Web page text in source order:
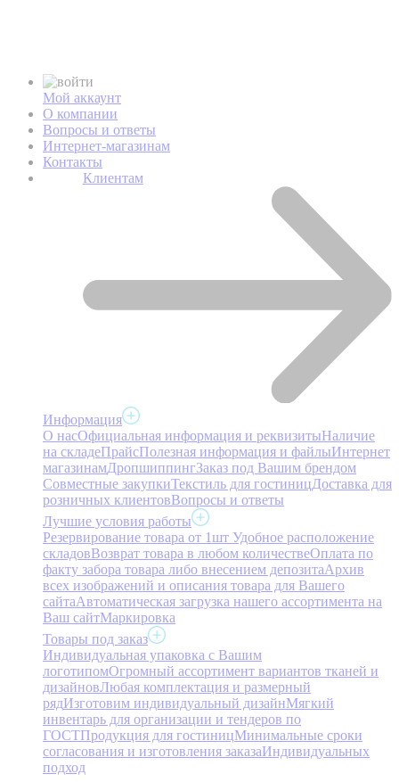
Мой аккаунт
О компании
Вопросы и ответы
Интернет-магазинам
Контакты
Клиентам
Информация
О насОфициальная информация и реквизитыНаличие
на складеПрайсПолезная информация и файлыИнтернет
магазинамДропшиппингЗаказ под Вашим брендом
Совместные закупкиТекстиль для гостиницДоставка для
розничных клиентовВопросы и ответы
Лучшие условия работы
Резервирование товара от 1шт Удобное расположение
складовВозврат товара в любом количествеОплата по
факту забора товара либо внесением депозитаАрхив
всех изображений и описания товара для Вашего
сайтаАвтоматическая загрузка нашего ассортимента на
Ваш сайтМаркировка
Товары под заказ
Индивидуальная упаковка с Вашим
логотипомОгромный ассортимент вариантов тканей и
дизайновЛюбая комплектация и размерный
рядИзготовим индивидуальный дизайнМягкий
инвентарь для организации и тендеров по
ГОСТПродукция для гостиницМинимальные сроки
согласования и изготовления заказаИндивидуальных
подход